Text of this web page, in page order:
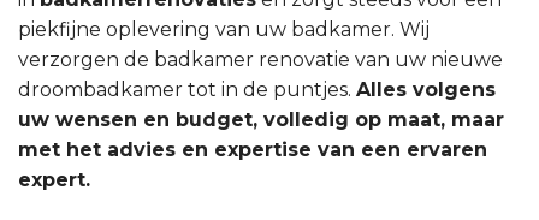
piekfijne oplevering van uw badkamer. Wij
verzorgen de badkamer renovatie van uw nieuwe
droombadkamer tot in de puntjes. Alles volgens
uw wensen en budget, volledig op maat, maar
met het advies en expertise van een ervaren
expert.